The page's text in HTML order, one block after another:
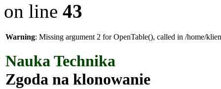
on line 43
Warning: Missing argument 2 for OpenTable(), called in /home/
Nauka Technika
Zgoda na klonowanie